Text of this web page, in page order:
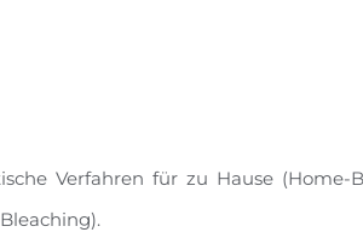
Verfahren für zu Hause (Home-